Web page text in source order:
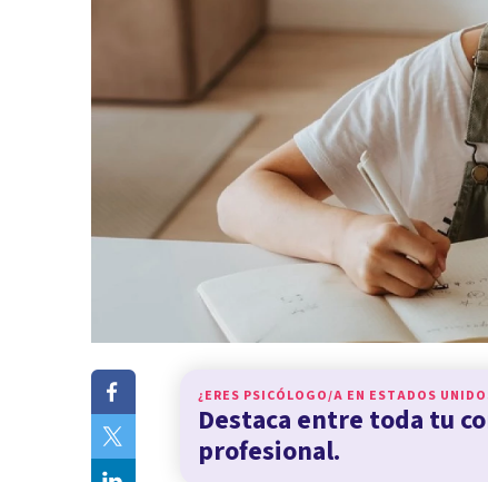
¿ERES PSICÓLOGO/A EN ESTADOS
Destaca entre toda tu
profesional.